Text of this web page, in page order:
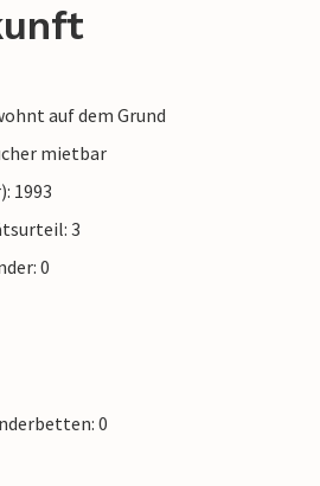
auf dem Grund
mietbar
1993
3
0
0